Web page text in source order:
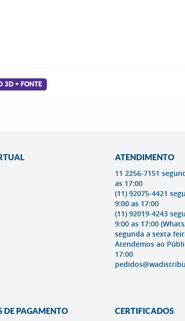
3D + FONTE
ATENDIMENTO
11 2256-7151
as 17:00
(11) 92075-4421
9:00 as 17:00
(11) 92019-4243
9:00 as 17:00
segunda a sexta
Atendemos ao
17:00
DE PAGAMENTO CERTIFICADOS